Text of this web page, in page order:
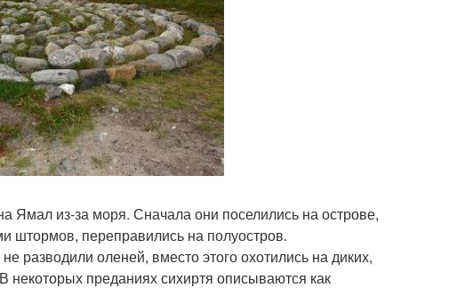
Ямал из-за моря. Сначала они поселились на острове,
штормов, переправились на полуостров.
разводили оленей, вместо этого охотились на диких,
преданиях сихиртя описываются как